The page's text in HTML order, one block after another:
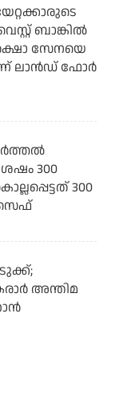
ബാങ്കില്‍
സേനയെ
ലാന്‍ഡ് ഫോര്‍
300
300
അന്തിമ